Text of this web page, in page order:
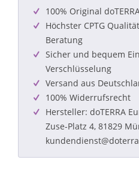
100% Original
Höchster CPTG
Beratung
Sicher und bequem
Verschlüsselung
Versand aus
100% Widerrufsrecht
Hersteller: doTERRA
Zuse-Platz 4, 81829